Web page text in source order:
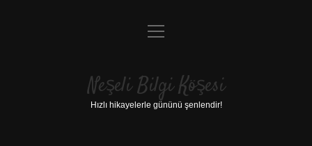
Anasayfa
Yasal Uyarı
menüyü
Neşeli Bilgi Köşesi
Hızlı hikayelerle gününü şenlendir!